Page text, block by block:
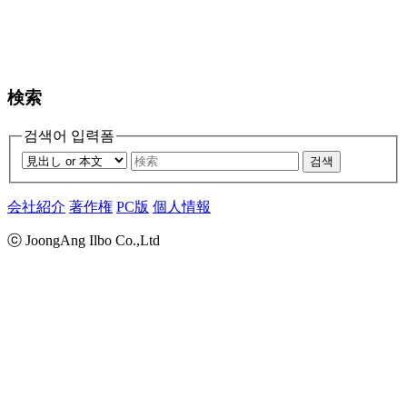
検索
검색어 입력폼
검색
会社紹介 著作権 PC版 個人情報
ⓒ JoongAng Ilbo Co.,Ltd